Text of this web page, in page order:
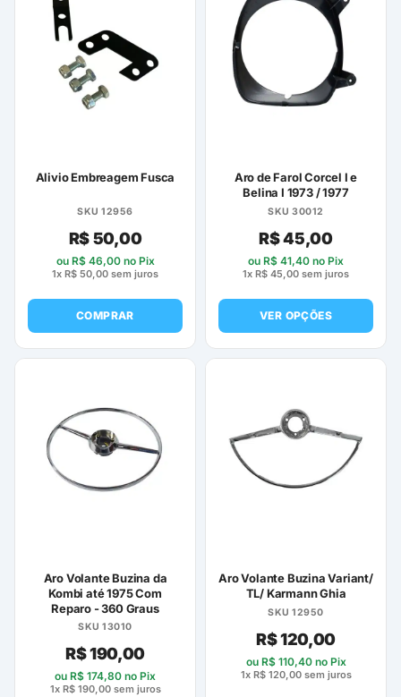
Alivio Embreagem Fusca
SKU 12956
R$50,00
ou R$46,00no Pix
1x R$ 50,00 sem juros
COMPRAR
Aro de Farol Corcel I e
Belina I 1973 / 1977
SKU 30012
R$45,00
ou R$ 41,40 no Pix
1x R$ 45,00 sem juros
VER OPÇÕES
Este
várias
variantes.
opções
podem
página
do
produto
Aro Volante Buzina da
Kombi até 1975 Com
Reparo - 360 Graus
SKU 13010
R$190,00
ou R$ 174,80 no Pix
1x R$190,00sem juros
Aro Volante Buzina Variant/
TL/ Karmann Ghia
SKU 12950
R$120,00
ou R$110,40no Pix
1x R$120,00sem juros